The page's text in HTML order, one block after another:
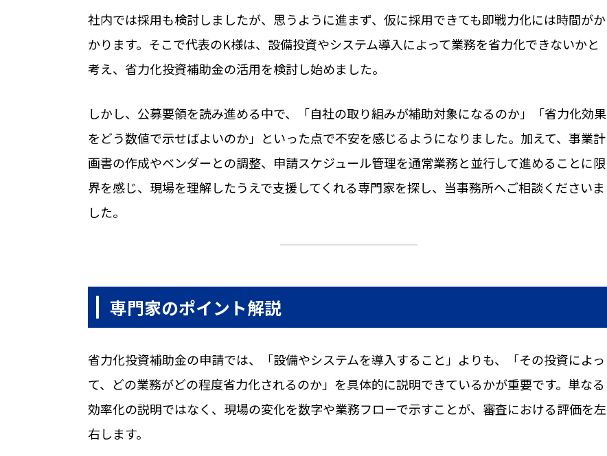
社内では採用も検討しましたが、思うように進まず、仮に採用できても即戦力化には時間がか
かります。そこで代表のK様は、設備投資やシステム導入によって業務を省力化できないかと
考え、省力化投資補助金の活用を検討し始めました。
しかし、公募要領を読み進める中で、「自社の取り組みが補助対象になるのか」「省力化効果
をどう数値で示せばよいのか」といった点で不安を感じるようになりました。加えて、事業計
画書の作成やベンダーとの調整、申請スケジュール管理を通常業務と並行して進めることに限
界を感じ、現場を理解したうえで支援してくれる専門家を探し、当事務所へご相談くださいま
した。
専門家のポイント解説
省力化投資補助金の申請では、「設備やシステムを導入すること」よりも、「その投資によっ
て、どの業務がどの程度省力化されるのか」を具体的に説明できているかが重要です。単なる
効率化の説明ではなく、現場の変化を数字や業務フローで示すことが、審査における評価を左
右します。